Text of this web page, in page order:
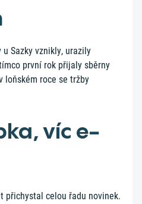
u Sazky vznikly, urazily
první rok přijaly sběrny
loňském roce se tržby
víc e-
přichystal celou řadu novinek.